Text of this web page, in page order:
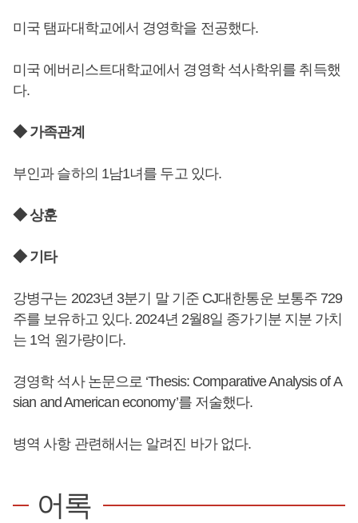
미국 탬파대학교에서 경영학을 전공했다.
미국 에버리스트대학교에서 경영학 석사학위를 취득했
다.
◆ 가족관계
부인과 슬하의 1남1녀를 두고 있다.
◆ 상훈
◆ 기타
강병구는 2023년 3분기 말 기준 CJ대한통운 보통주 729
주를 보유하고 있다. 2024년 2월8일 종가기분 지분 가치
는 1억 원가량이다.
경영학 석사 논문으로 ‘Thesis: Comparative Analysis of A
sian and American economy’를 저술했다.
병역 사항 관련해서는 알려진 바가 없다.
어록